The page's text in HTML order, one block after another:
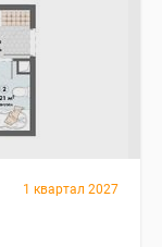
1 квартал 2027